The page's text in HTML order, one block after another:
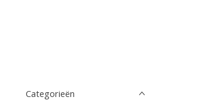
Categorieën